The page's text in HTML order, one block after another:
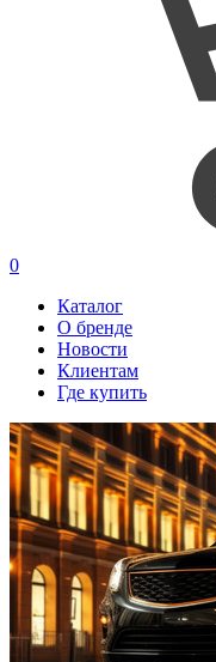
0
Каталог
О бренде
Новости
Клиентам
Где купить